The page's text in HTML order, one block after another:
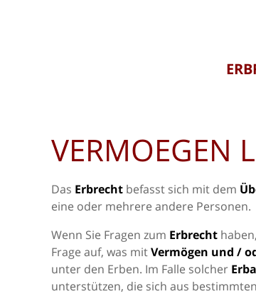
VERMOEGEN
Das Erbrecht befasst sich mit dem
eine oder mehrere andere Personen.
Wenn Sie Fragen zum Erbrecht
Frage auf, was mitVermögen und /
unter den Erben. Im Falle solcher
unterstützen, die sich aus